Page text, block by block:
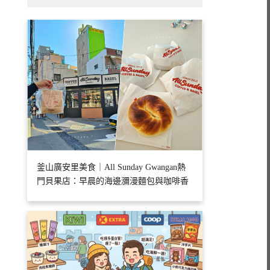
釜山廣安里美食｜All Sunday Gwangan熱
門貝果店：早晨的海邊瀰漫麵包與咖啡香